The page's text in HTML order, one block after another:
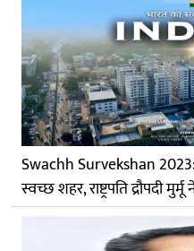
Swachh Survekshan
स्वच्छ शहर, राष्ट्रपति द्रौपदी